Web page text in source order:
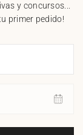
y concursos...
primer pedido!